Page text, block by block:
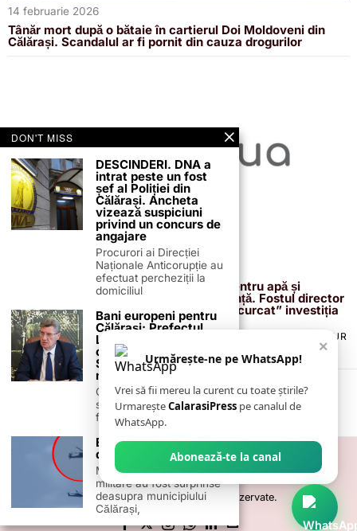
14 februarie 2026
Tânăr mort după o bătaie în cartierul Doi Moldoveni din
Călărași. Scandalul ar fi pornit din cauza drogurilor
13 februarie 2026
Proiectul de 400 de milioane de euro pentru apă și
canalizare, confirmat definitiv de instanță. Fostul director
reacționează după acuzațiile că ar fi „încurcat” investiția
TERMENI ȘI CONDIȚII
POLITICA DE ANULARE & RETUR
PUBLICITATE ONLINE & TIPĂRITĂ
CONTACT
ZIARUL ANUNȚUL CĂLĂRĂȘEAN
© 2026- Toate drepturile sunt rezervate.
×
Urmărește-ne pe WhatsApp!
Vrei să fii mereu la curent cu toate știrile?
UrmareșteCalarasiPress pe canalul de
WhatsApp.
Abonează-te la canal
DON'T MISS
DESCINDERI. DNA a
intrat peste un fost
șef al Poliției din
Călărași. Ancheta
vizează suspiciuni
privind un concurs de
angajare
Procurori ai Direcției
Naționale Anticorupție au
efectuat percheziții la
domiciliul
Bani europeni pentru
Călărași: Prefectul
Laurențiu State anunță
colaborarea cu ADR
Sud-Muntenia pentru
noi finanțări
Călărașul se pregătește
să intre pe harta
finanțărilor europene, cu
Elicoptere militare
deasupra Călărașiului
Mai multe elicoptere
militare au fost surprinse
deasupra municipiului
Călărași,